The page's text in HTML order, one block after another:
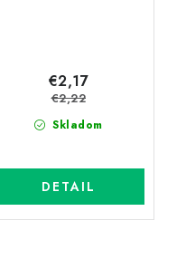
Skladom
€2,17
€2,22
DETAIL